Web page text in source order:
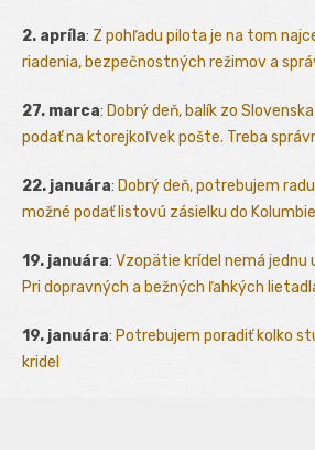
2. apríla: Z pohľadu pilota je na tom
riadenia, bezpečnostných režimov a
27. marca: Dobrý deň, balík zo
podať na ktorejkoľvek pošte. Treba
22. januára: Dobrý deň, potrebujem
možné podať listovú zásielku do
19. januára: Vzopätie krídel nemá jednu
Pri dopravných a bežných ľahkých
19. januára: Potrebujem poradiť kolko
kridel